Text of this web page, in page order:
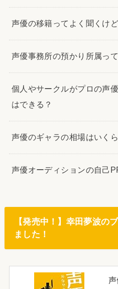
声優の移籍ってよく聞くけ
声優事務所の預かり所属っ
個人やサークルがプロの声
はできる？
声優のギャラの相場はいく
声優オーディションの自己
【発売中！】幸田夢波の
ました！